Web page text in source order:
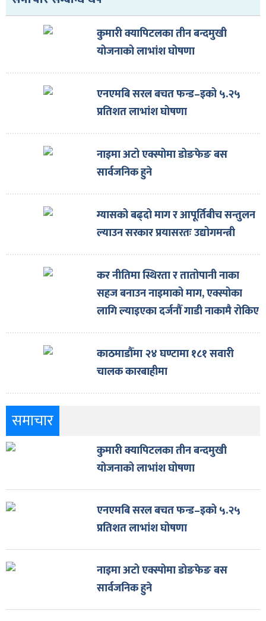
कुमारी क्यापिटलका तीन बन्दमुखी
योजनाको लाभांश घोषणा
एनएमबि सरल बचत फन्ड–इको ५.२५
प्रतिशत लाभांश घोषणा
नाइमा अटो एक्स्पोमा डोङफेङ बस
सार्वजनिक हुने
ग्यासको बढ्दो माग र आपूर्तिबीच सन्तुलन
ल्याउन सरकार प्रयासरतः उद्योगमन्त्री
कर नीतिमा स्थिरता र तातोपानी नाका
सहज बनाउन नाइमाको माग, एक्स्पोका
लागि ल्याइएका दर्जनौँ गाडी नाकामै रोकिए
काठमाडौँमा २४ घण्टामा १८१ सवारी
चालक कारबाहीमा
समाचार
कुमारी क्यापिटलका तीन बन्दमुखी
योजनाको लाभांश घोषणा
एनएमबि सरल बचत फन्ड–इको ५.२५
प्रतिशत लाभांश घोषणा
नाइमा अटो एक्स्पोमा डोङफेङ बस
सार्वजनिक हुने